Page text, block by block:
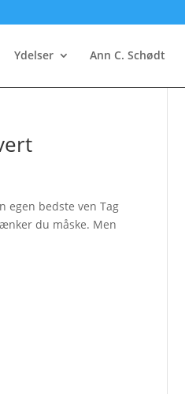
Ydelser Ann C. Schødt
egen bedste ven Tag
du måske. Men